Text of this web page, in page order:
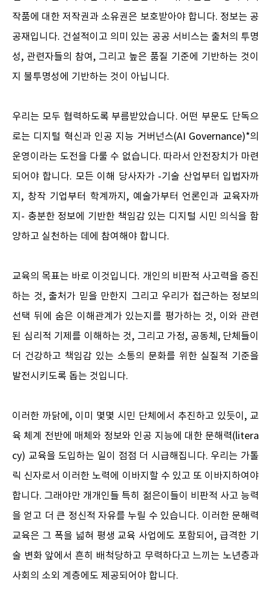
작품에 대한 저작권과 소유권은 보호받아야 합니다. 정보는 공
공재입니다. 건설적이고 의미 있는 공공 서비스는 출처의 투명
성, 관련자들의 참여, 그리고 높은 품질 기준에 기반하는 것이
지 불투명성에 기반하는 것이 아닙니다.
우리는 모두 협력하도록 부름받았습니다. 어떤 부문도 단독으
로는 디지털 혁신과 인공 지능 거버넌스(AI Governance)*의
운영이라는 도전을 다룰 수 없습니다. 따라서 안전장치가 마련
되어야 합니다. 모든 이해 당사자가 -기술 산업부터 입법자까
지, 창작 기업부터 학계까지, 예술가부터 언론인과 교육자까
지- 충분한 정보에 기반한 책임감 있는 디지털 시민 의식을 함
양하고 실천하는 데에 참여해야 합니다.
교육의 목표는 바로 이것입니다. 개인의 비판적 사고력을 증진
하는 것, 출처가 믿을 만한지 그리고 우리가 접근하는 정보의
선택 뒤에 숨은 이해관계가 있는지를 평가하는 것, 이와 관련
된 심리적 기제를 이해하는 것, 그리고 가정, 공동체, 단체들이
더 건강하고 책임감 있는 소통의 문화를 위한 실질적 기준을
발전시키도록 돕는 것입니다.
이러한 까닭에, 이미 몇몇 시민 단체에서 추진하고 있듯이, 교
육 체계 전반에 매체와 정보와 인공 지능에 대한 문해력(litera
cy) 교육을 도입하는 일이 점점 더 시급해집니다. 우리는 가톨
릭 신자로서 이러한 노력에 이바지할 수 있고 또 이바지하여야
합니다. 그래야만 개개인들 특히 젊은이들이 비판적 사고 능력
을 얻고 더 큰 정신적 자유를 누릴 수 있습니다. 이러한 문해력
교육은 그 폭을 넓혀 평생 교육 사업에도 포함되어, 급격한 기
술 변화 앞에서 흔히 배척당하고 무력하다고 느끼는 노년층과
사회의 소외 계층에도 제공되어야 합니다.